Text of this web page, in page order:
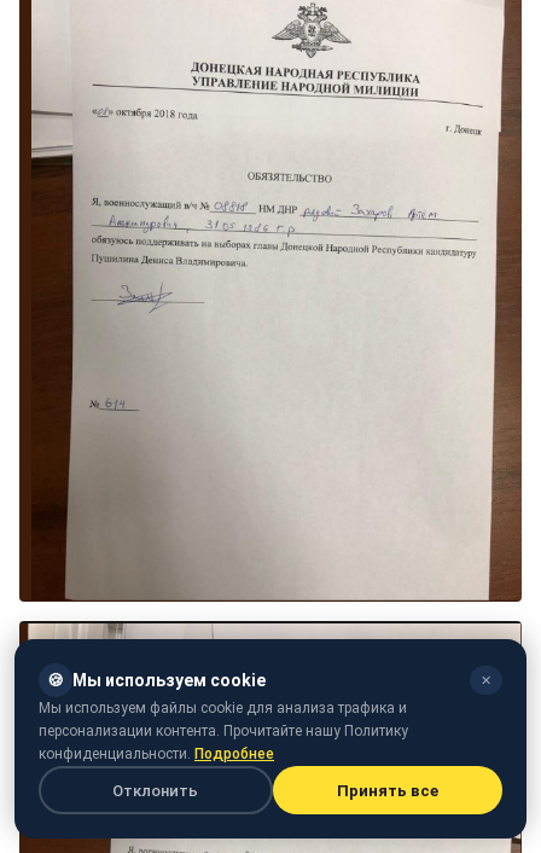
🍪 Мы используем cookie ✕
Мы используем файлы cookie для анализа трафика и
персонализации контента. Прочитайте нашу Политику
конфиденциальности. Подробнее
Отклонить Принять все